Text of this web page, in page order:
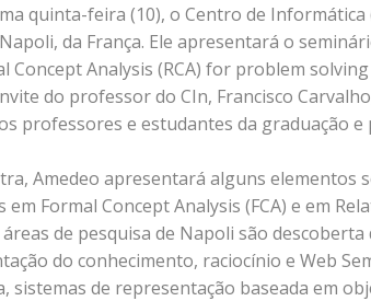
quinta-feira (10), o Centro de Informática
da França. Ele apresentará o
Concept Analysis (RCA) for problem
do professor do CIn, Francisco
professores e estudantes da graduação e
Amedeo apresentará alguns elementos
em Formal Concept Analysis (FCA) e em
de pesquisa de Napoli são descoberta
do conhecimento, raciocínio e Web
sistemas de representação baseada em